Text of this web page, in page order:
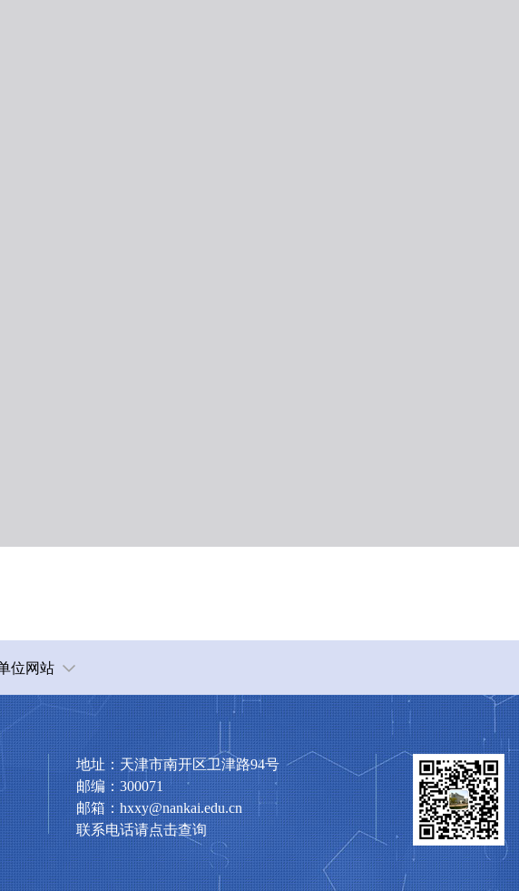
位网站
地址：天津市南开区卫津路94号
邮编：300071
邮箱：hxxy@nankai.edu.cn
联系电话请点击查询